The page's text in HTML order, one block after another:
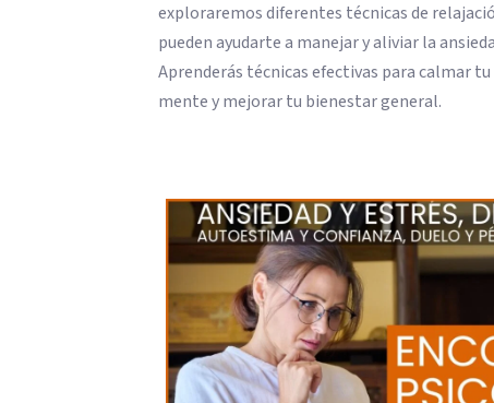
exploraremos diferentes técnicas de
pueden ayudarte a manejar y aliviar la
Aprenderás técnicas efectivas para calmar tu
mente y mejorar tu bienestar general.